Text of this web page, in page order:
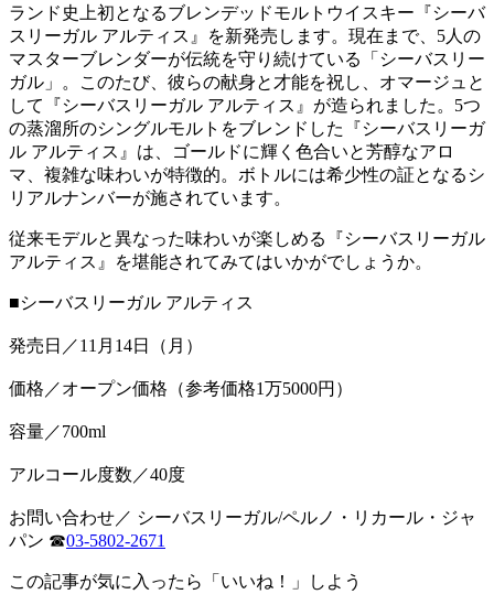
ランド史上初となるブレンデッドモルトウイスキー『シーバ
スリーガル アルティス』を新発売します。現在まで、5人の
マスターブレンダーが伝統を守り続けている「シーバスリー
ガル」。このたび、彼らの献身と才能を祝し、オマージュと
して『シーバスリーガル アルティス』が造られました。5つ
の蒸溜所のシングルモルトをブレンドした『シーバスリーガ
ル アルティス』は、ゴールドに輝く色合いと芳醇なアロ
マ、複雑な味わいが特徴的。ボトルには希少性の証となるシ
リアルナンバーが施されています。
従来モデルと異なった味わいが楽しめる『シーバスリーガル
アルティス』を堪能されてみてはいかがでしょうか。
■シーバスリーガル アルティス
発売日／11月14日（月）
価格／オープン価格（参考価格1万5000円）
容量／700ml
アルコール度数／40度
お問い合わせ／ シーバスリーガル/ペルノ・リカール・ジャ
パン ☎03-5802-2671
この記事が気に入ったら「いいね！」しよう